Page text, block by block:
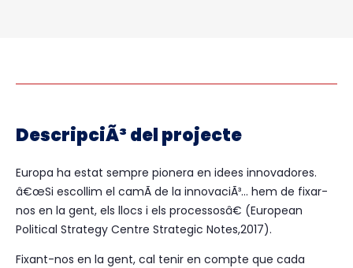
DescripciÃ³ del projecte
Europa ha estat sempre pionera en idees innovadores.
â€œSi escollim el camÃ­ de la innovaciÃ³... hem de fixar-
nos en la gent, els llocs i els processosâ€ (European
Political Strategy Centre Strategic Notes,2017).
Fixant-nos en la gent, cal tenir en compte que cada